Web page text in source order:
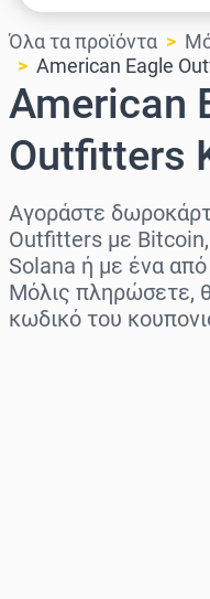
Όλα τα προϊόντα
American Eagle
American
Outfitters
Αγοράστε
Outfitters με Bitcoin,
Solana ή με ένα
Μόλις πληρώσετε,
κωδικό του